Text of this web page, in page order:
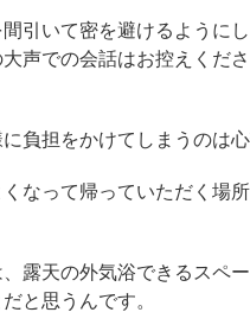
引いて密を避けるように
声での会話はお控えくだ
負担をかけてしまうのは
なって帰っていただく場
露天の外気浴できるスペ
と思うんです。